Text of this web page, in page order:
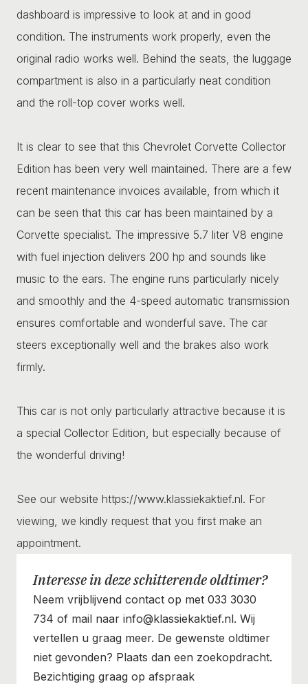
dashboard is impressive to look at and in good
condition. The instruments work properly, even the
original radio works well. Behind the seats, the luggage
compartment is also in a particularly neat condition
and the roll-top cover works well.
It is clear to see that this Chevrolet Corvette Collector
Edition has been very well maintained. There are a few
recent maintenance invoices available, from which it
can be seen that this car has been maintained by a
Corvette specialist. The impressive 5.7 liter V8 engine
with fuel injection delivers 200 hp and sounds like
music to the ears. The engine runs particularly nicely
and smoothly and the 4-speed automatic transmission
ensures comfortable and wonderful save. The car
steers exceptionally well and the brakes also work
firmly.
This car is not only particularly attractive because it is
a special Collector Edition, but especially because of
the wonderful driving!
See our website https://www.klassiekaktief.nl. For
viewing, we kindly request that you first make an
appointment.
Interesse in deze schitterende oldtimer?
Neem vrijblijvend contact op met 033 3030
734 of mail naar info@klassiekaktief.nl. Wij
vertellen u graag meer. De gewenste oldtimer
niet gevonden? Plaats dan een zoekopdracht.
Bezichtiging graag op afspraak